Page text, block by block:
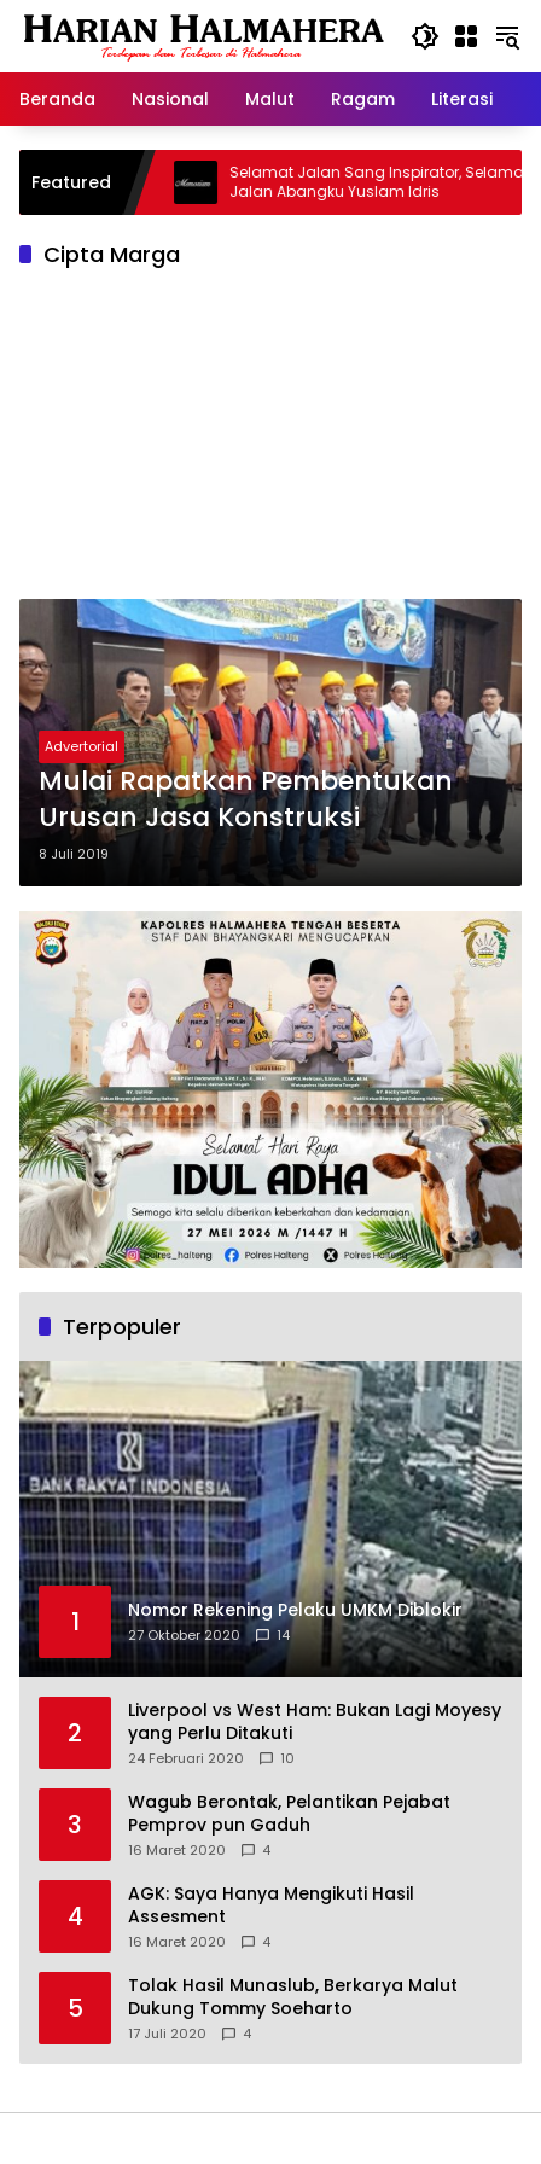
Langsung
Beranda
Nasional Malut Ragam Literasi
Featured
Warisan
Selamat Jalan Sang Inspirator, Selamat
Jalan Abangku Yuslam Idris
Cipta Marga
Advertorial
Mulai Rapatkan Pembentukan
Urusan Jasa Konstruksi
8 Juli 2019
Terpopuler
1 Nomor Rekening Pelaku UMKM Diblokir
27 Oktober 2020 14
2
Liverpool vs West Ham: Bukan Lagi Moyesy
yang Perlu Ditakuti
24 Februari 2020 10
3
Wagub Berontak, Pelantikan Pejabat
Pemprov pun Gaduh
16 Maret 2020 4
4
AGK: Saya Hanya Mengikuti Hasil
Assesment
16 Maret 2020 4
5
Tolak Hasil Munaslub, Berkarya Malut
Dukung Tommy Soeharto
17 Juli 2020 4